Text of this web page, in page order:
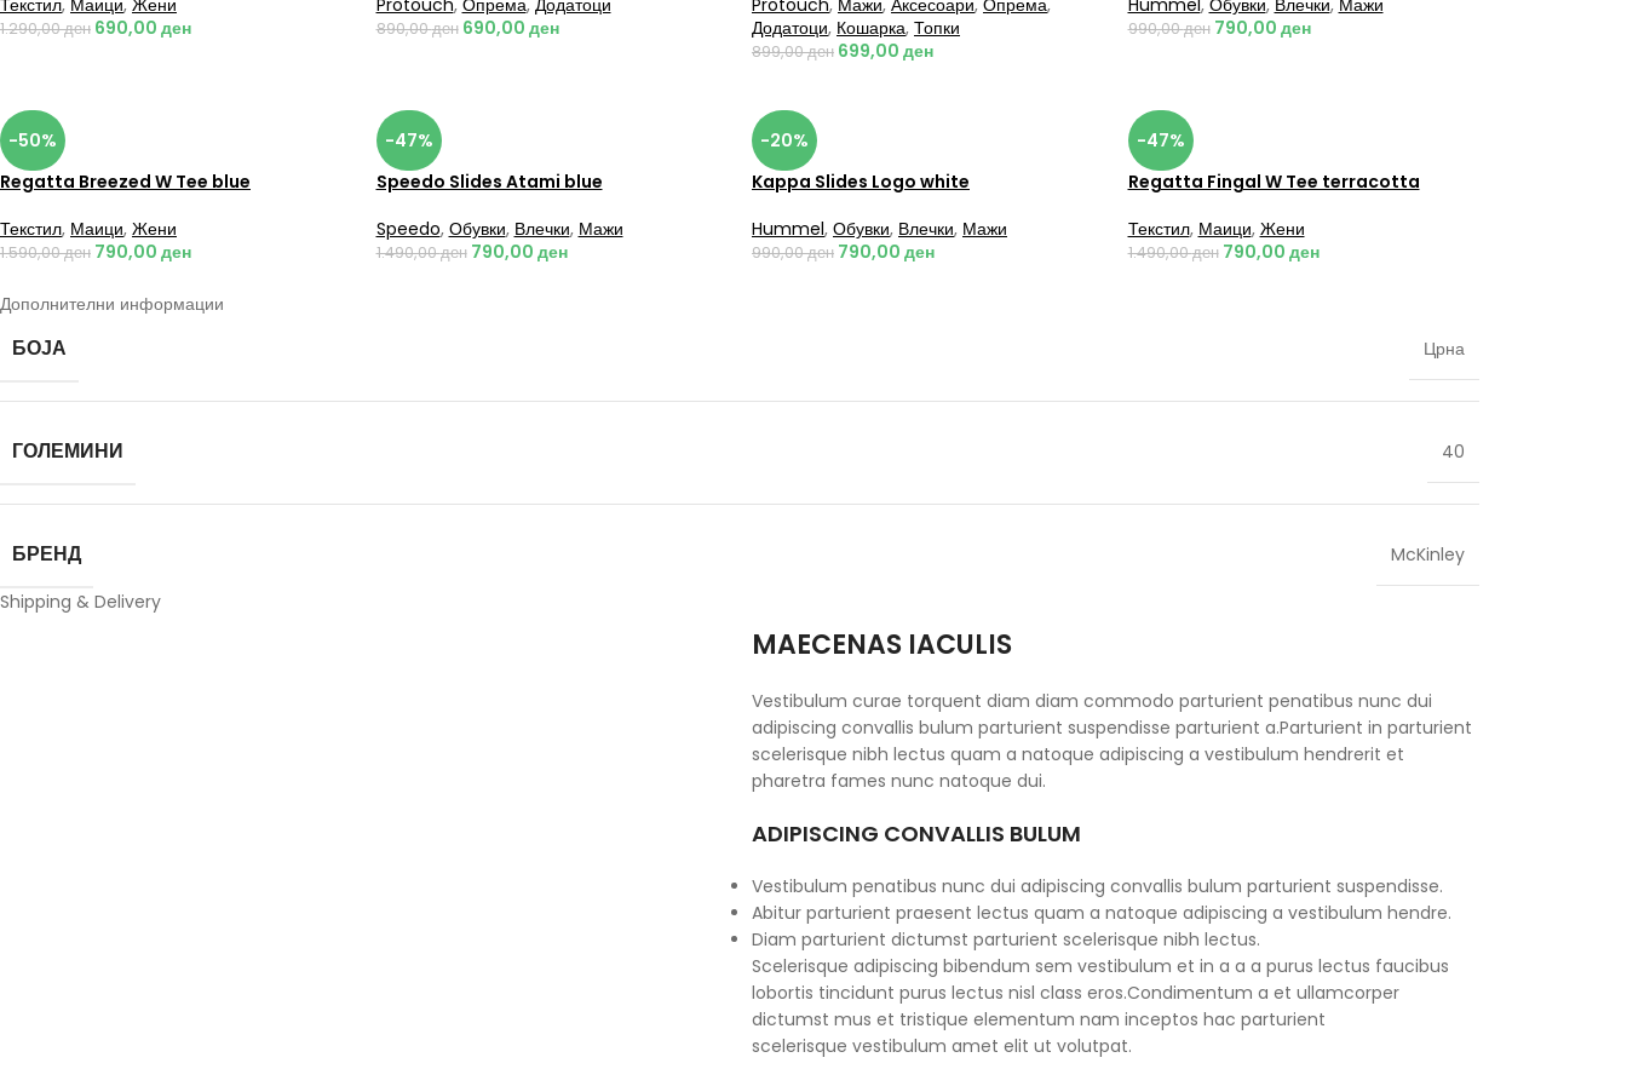
Текстил, Маици, Жени
1.290,00ден 690,00 ден
Protouch, Опрема, Додатоци
890,00ден 690,00 ден
Protouch, Мажи, Аксесоари, Опрема,
Додатоци, Кошарка, Топки
899,00ден 699,00 ден
Hummel, Обувки, Влечки, Мажи
990,00ден 790,00 ден
-50%
Regatta Breezed W Tee blue
Текстил, Маици, Жени
1.590,00ден 790,00 ден
-47%
Speedo Slides Atami blue
Speedo, Обувки, Влечки, Мажи
1.490,00ден 790,00 ден
-20%
Kappa Slides Logo white
Hummel, Обувки, Влечки, Мажи
990,00ден 790,00 ден
-47%
Regatta Fingal W Tee terracotta
Текстил, Маици, Жени
1.490,00ден 790,00 ден
Дополнителни информации
БОЈА Црна
ГОЛЕМИНИ 40
БРЕНД
McKinley
Shipping & Delivery
MAECENAS IACULIS
Vestibulum curae torquent diam diam commodo parturient penatibus nunc dui
adipiscing convallis bulum parturient suspendisse parturient a.Parturient in parturient
scelerisque nibh lectus quam a natoque adipiscing a vestibulum hendrerit et
pharetra fames nunc natoque dui.
ADIPISCING CONVALLIS BULUM
Vestibulum penatibus nunc dui adipiscing convallis bulum parturient suspendisse.
Abitur parturient praesent lectus quam a natoque adipiscing a vestibulum hendre.
Diam parturient dictumst parturient scelerisque nibh lectus.
Scelerisque adipiscing bibendum sem vestibulum et in a a a purus lectus faucibus
lobortis tincidunt purus lectus nisl class eros.Condimentum a et ullamcorper
dictumst mus et tristique elementum nam inceptos hac parturient
scelerisque vestibulum amet elit ut volutpat.